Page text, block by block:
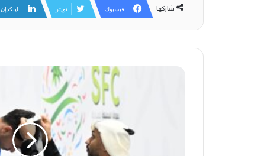
شاركها فيسبوك تويتر لينكدإن